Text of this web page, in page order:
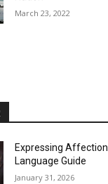
March 23, 2022
Expressing
Language Guide
January 31, 2026